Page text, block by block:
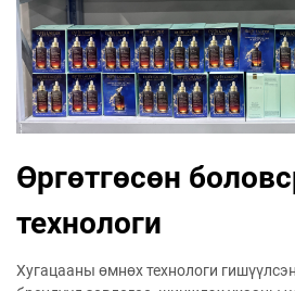
Өргөтгөсөн
технологи
Хугацааны өмнөх технологи